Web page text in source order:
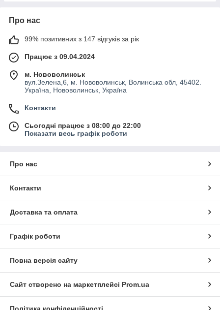
Про нас
99% позитивних з 147 відгуків за рік
Працює з 09.04.2024
м. Нововолинськ
вул.Зелена,6, м. Нововолинськ, Волинська обл, 45402.
Україна, Нововолинськ, Україна
Контакти
Сьогодні працює з 08:00 до 22:00
Показати весь графік роботи
Про нас
Контакти
Доставка та оплата
Графік роботи
Повна версія сайту
Сайт створено на маркетплейсі Prom.ua